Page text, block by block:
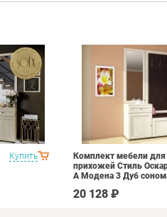
Купить
Комплект мебели для
прихожей Стиль
А Модена 3 Дуб
20 128 ₽